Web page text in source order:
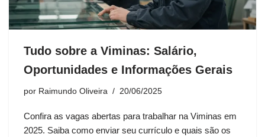
Tudo sobre a Viminas: Salário,
Oportunidades e Informações Gerais
por Raimundo Oliveira 20/06/2025
Confira as vagas abertas para trabalhar na Viminas em
2025. Saiba como enviar seu currículo e quais são os